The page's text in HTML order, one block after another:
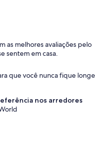
Opções para refeição ao ar livre
as melhores avaliações pelo
sentem em casa.
que você nunca fique longe
nos arredores